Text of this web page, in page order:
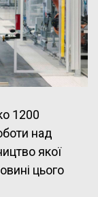
1200
над
якої
цього